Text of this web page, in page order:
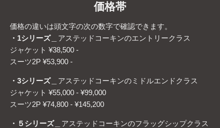
価格帯
価格の違いは頭文字の次の数字で確認できます。
・1シリーズ＿ アステッドコーキンのエントリークラス
ジャケット ¥38,500 -
スーツ2P ¥53,900 -
・3シリーズ＿ アステッドコーキンのミドルエンドクラス
ジャケット ¥55,000 - ¥99,000
スーツ2P ¥74,800 - ¥145,200
・５シリーズ＿ アステッドコーキンのフラッグシップクラス